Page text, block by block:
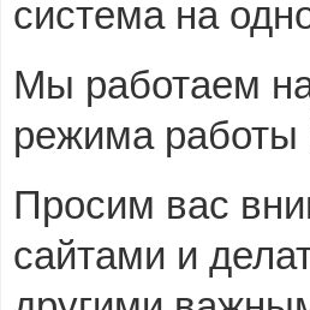
система на
Мы работаем
режима работы
Просим вас
сайтами и